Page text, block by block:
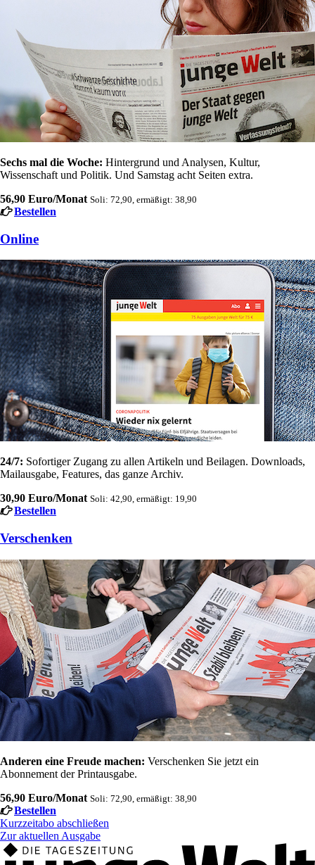
Sechs mal die Woche: Hintergrund und Analysen, Kultur,
Wissenschaft und Politik. Und Samstag acht Seiten extra.
56,90 Euro/Monat Soli: 72,90, ermäßigt: 38,90
Bestellen
Online
24/7: Sofortiger Zugang zu allen Artikeln und Beilagen. Downloads,
Mailausgabe, Features, das ganze Archiv.
30,90 Euro/Monat Soli: 42,90, ermäßigt: 19,90
Bestellen
Verschenken
Anderen eine Freude machen: Verschenken Sie jetzt ein
Abonnement der Printausgabe.
56,90 Euro/Monat Soli: 72,90, ermäßigt: 38,90
Bestellen
Kurzzeitabo abschließen
Zur aktuellen Ausgabe